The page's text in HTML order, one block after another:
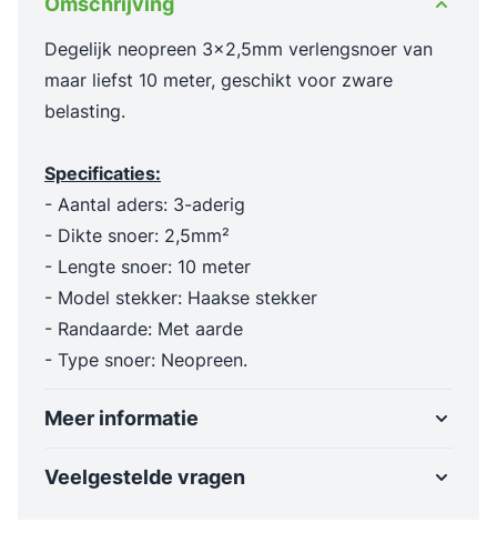
Degelijk neopreen 3x2,5mm verlengsnoer van
maar liefst 10 meter, geschikt voor zware
belasting.
Specificaties:
- Aantal aders: 3-aderig
- Dikte snoer: 2,5mm²
- Lengte snoer: 10 meter
- Model stekker: Haakse stekker
- Randaarde: Met aarde
- Type snoer: Neopreen.
Meer informatie
Veelgestelde vragen